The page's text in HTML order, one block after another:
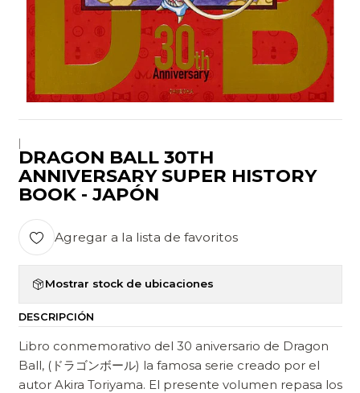
|
DRAGON BALL 30TH
ANNIVERSARY SUPER HISTORY
BOOK - JAPÓN
Agregar a la lista de favoritos
Mostrar stock de ubicaciones
DESCRIPCIÓN
Libro conmemorativo del 30 aniversario de Dragon
Ball, (ドラゴンボール) la famosa serie creado por el
autor Akira Toriyama. El presente volumen repasa los